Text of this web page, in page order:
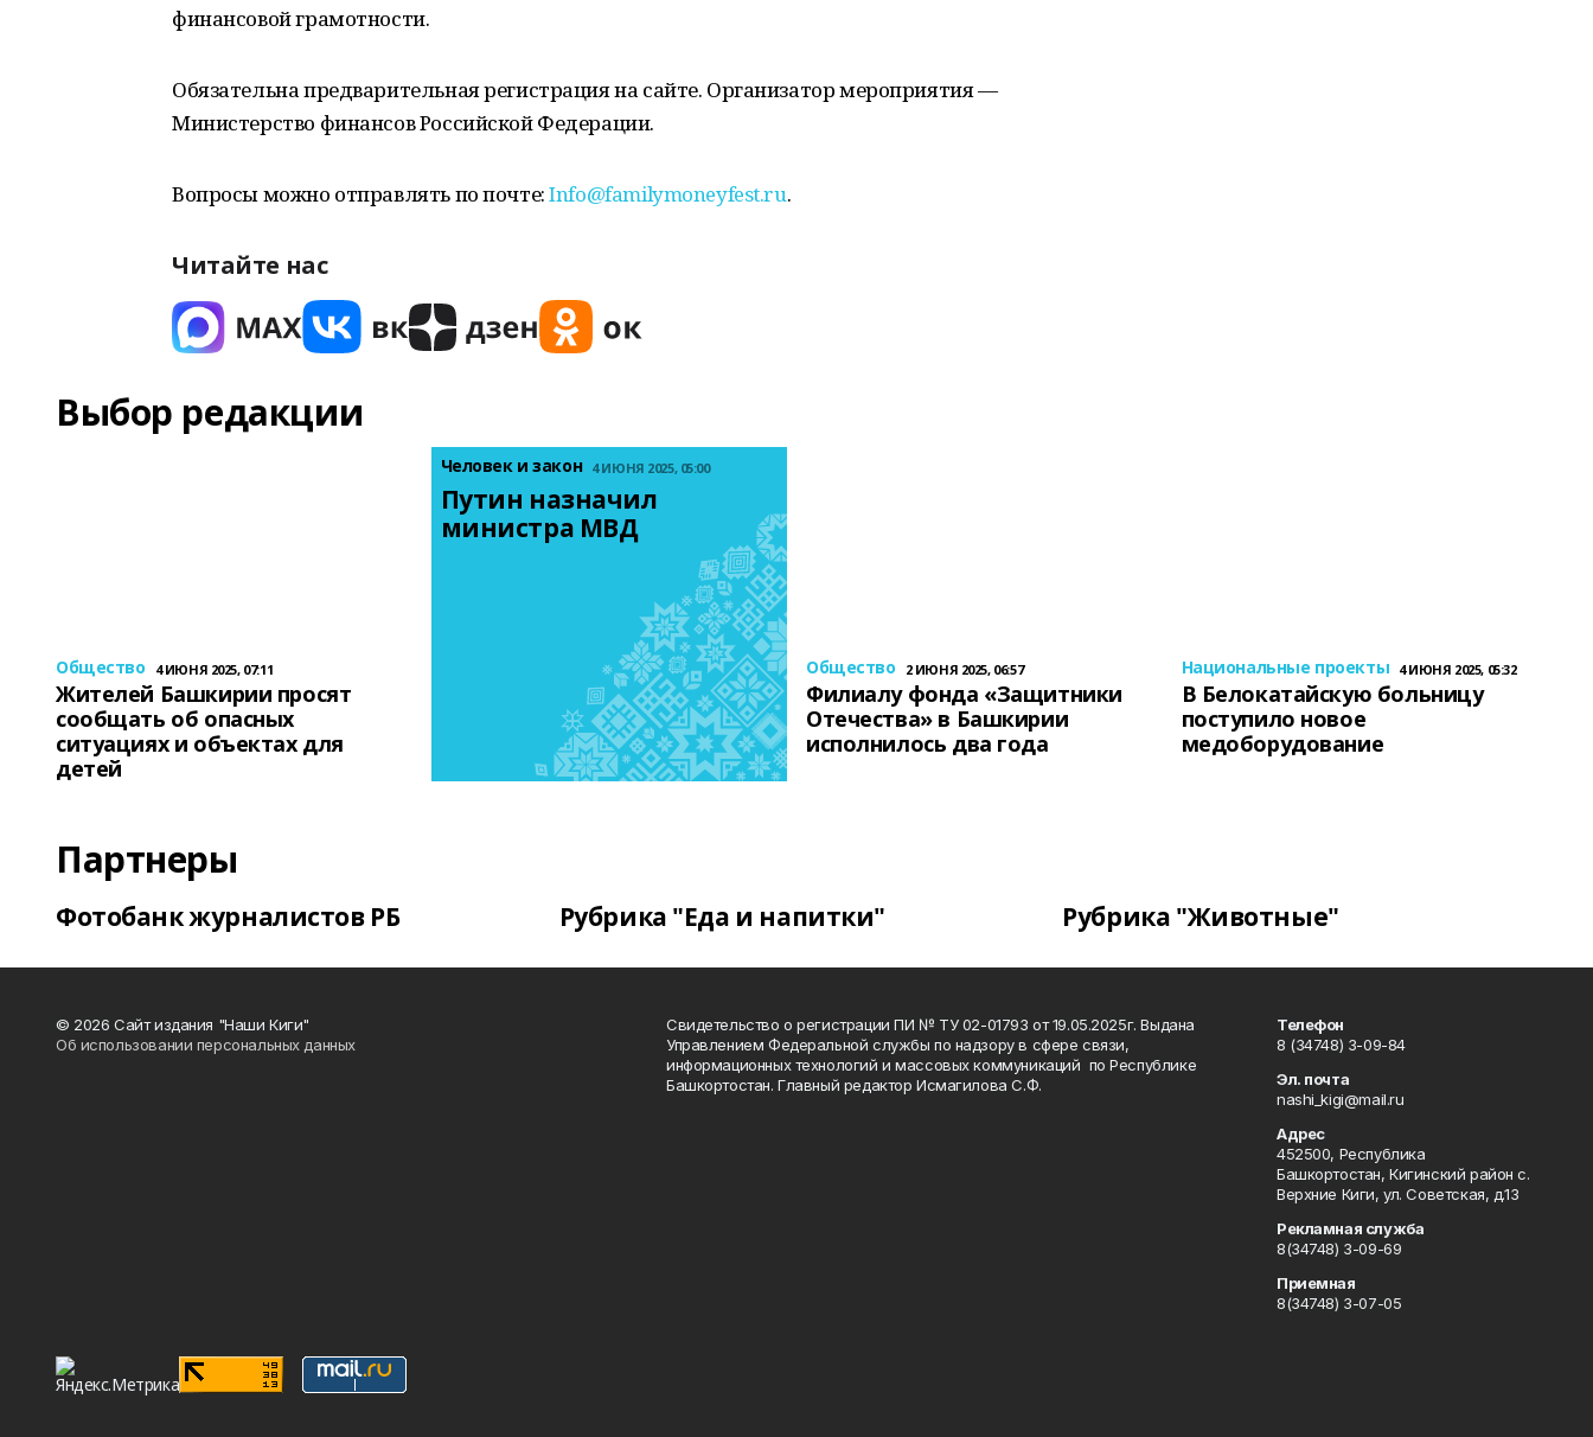
финансовой грамотности.
Обязательна предварительная регистрация на сайте. Организатор мероприятия —
Министерство финансов Российской Федерации.
Вопросы можно отправлять по почте:Info@familymoneyfest.ru.
Читайте нас
Выбор редакции
Общество 4 ИЮНЯ 2025, 07:11
Жителей Башкирии просят
сообщать об опасных
ситуациях и объектах для
детей
Человек и закон 4 ИЮНЯ 2025, 05:00
Путин назначил
министра МВД
Общество 2 ИЮНЯ 2025, 06:57
Филиалу фонда «Защитники
Отечества» в Башкирии
исполнилось два года
Национальные проекты 4 ИЮНЯ 2025, 05:32
В Белокатайскую больницу
поступило новое
медоборудование
Партнеры
Фотобанк журналистов РБ Рубрика "Еда и напитки" Рубрика "Животные"
© 2026 Сайт издания "Наши Киги"
Об использовании персональных данных
Свидетельство о регистрации ПИ № ТУ 02-01793 от 19.05.2025г. Выдана
Управлением Федеральной службы по надзору в сфере связи,
информационных технологий и массовых коммуникаций по Республике
Башкортостан. Главный редактор Исмагилова С.Ф.
Телефон
8 (34748) 3-09-84
Эл. почта
nashi_kigi@mail.ru
Адрес
452500, Республика
Башкортостан, Кигинский район с.
Верхние Киги, ул. Советская, д.13
Рекламная служба
8(34748) 3-09-69
Приемная
8(34748) 3-07-05